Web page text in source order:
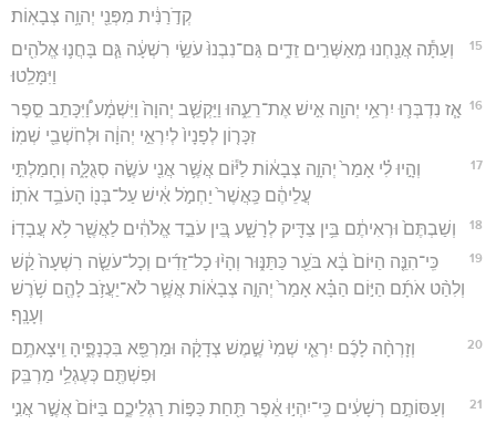
קְדֹ֣רַנִּ֔ית מִפְּנֵ֖י יְהוָ֥ה צְבָאֽוֹת׃
15
וְעַתָּ֕ה אֲנַ֖חְנוּ מְאַשְּׁרִ֣ים זֵדִ֑ים גַּם־נִבְנוּ֙ עֹשֵׂ֣י רִשְׁעָ֔ה גַּ֧ם בָּחֲנ֛וּ אֱלֹהִ֖ים
וַיִּמָּלֵֽטוּ׃
16 אָ֧ז נִדְבְּר֛וּ יִרְאֵ֥י יְהוָ֖ה אִ֣ישׁ אֶת־רֵעֵ֑הוּ וַיַּקְשֵׁ֤ב יְהוָה֙ וַיִּשְׁמָ֔ע וַ֠יִּכָּתֵב סֵ֣פֶר
זִכָּר֤וֹן לְפָנָיו֙ לְיִרְאֵ֣י יְהוָ֔ה וּלְחֹשְׁבֵ֖י שְׁמֽוֹ׃
17
וְהָ֣יוּ לִ֗י אָמַר֙ יְהוָ֣ה צְבָא֔וֹת לַיּ֕וֹם אֲשֶׁ֥ר אֲנִ֖י עֹשֶׂ֣ה סְגֻלָּ֑ה וְחָמַלְתִּ֣י
עֲלֵיהֶ֔ם כַּֽאֲשֶׁר֙ יַחְמֹ֣ל אִ֔ישׁ עַל־בְּנ֖וֹ הָעֹבֵ֥ד אֹתֽוֹ׃
18 וְשַׁבְתֶּם֙ וּרְאִיתֶ֔ם בֵּ֥ין צַדִּ֖יק לְרָשָׁ֑ע בֵּ֚ין עֹבֵ֣ד אֱלֹהִ֔ים לַאֲשֶׁ֖ר לֹ֥א עֲבָדֽוֹ׃
19
כִּֽי־הִנֵּ֤ה הַיּוֹם֙ בָּ֔א בֹּעֵ֖ר כַּתַּנּ֑וּר וְהָי֨וּ כָל־זֵדִ֜ים וְכָל־עֹשֵׂ֤ה רִשְׁעָה֙ קַ֔שׁ
וְלִהַ֨ט אֹתָ֜ם הַיּ֣וֹם הַבָּ֗א אָמַר֙ יְהוָ֣ה צְבָא֔וֹת אֲשֶׁ֛ר לֹא־יַעֲזֹ֥ב לָהֶ֖ם שֹׁ֥רֶשׁ
וְעָנָֽף׃
20
וְזָרְחָ֨ה לָכֶ֜ם יִרְאֵ֤י שְׁמִי֙ שֶׁ֣מֶשׁ צְדָקָ֔ה וּמַרְפֵּ֖א בִּכְנָפֶ֑יהָ וִֽיצָאתֶ֥ם
וּפִשְׁתֶּ֖ם כְּעֶגְלֵ֥י מַרְבֵּֽק׃
21
וְעַסּוֹתֶ֣ם רְשָׁעִ֔ים כִּֽי־יִהְי֣וּ אֵ֔פֶר תַּ֖חַת כַּפּ֣וֹת רַגְלֵיכֶ֑ם בַּיּוֹם֙ אֲשֶׁ֣ר אֲנִ֣י